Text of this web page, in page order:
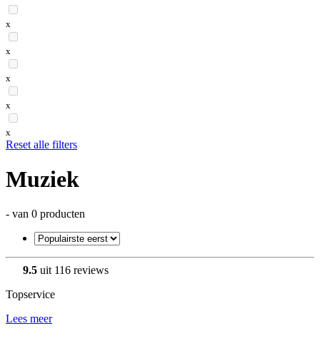
x
x
x
x
x
Reset alle filters
Muziek
- van 0 producten
9.5 uit 116 reviews
Topservice
Lees meer